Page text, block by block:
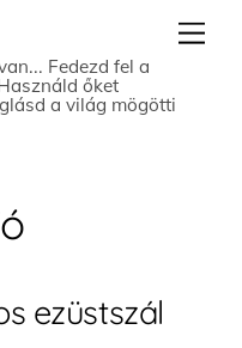
Fedezd fel a
őket
a világ mögötti
ezüstszál